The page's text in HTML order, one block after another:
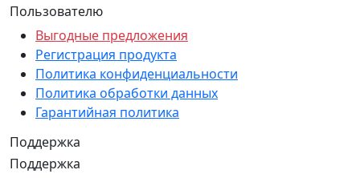
Пользователю
Выгодные предложения
Регистрация продукта
Политика конфиденциальности
Политика обработки данных
Гарантийная политика
Поддержка
Поддержка